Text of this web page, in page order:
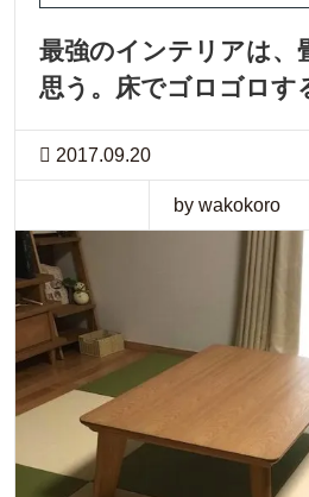
最強のインテリアは、
思う。床でゴロゴロす
2017.09.20
by wakokoro